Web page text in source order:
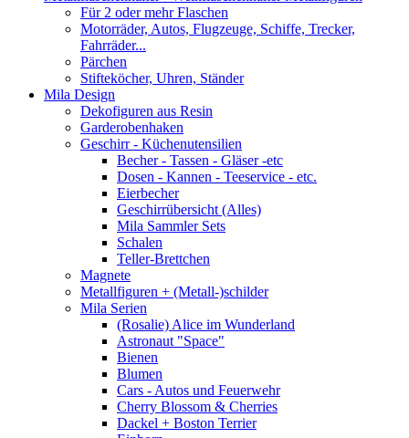
Für 2 oder mehr Flaschen
Motorräder, Autos, Flugzeuge, Schiffe, Trecker,
Fahrräder...
Pärchen
Stifteköcher, Uhren, Ständer
Mila Design
Dekofiguren aus Resin
Garderobenhaken
Geschirr - Küchenutensilien
Becher - Tassen - Gläser -etc
Dosen - Kannen - Teeservice - etc.
Eierbecher
Geschirrübersicht (Alles)
Mila Sammler Sets
Schalen
Teller-Brettchen
Magnete
Metallfiguren + (Metall-)schilder
Mila Serien
(Rosalie) Alice im Wunderland
Astronaut "Space"
Bienen
Blumen
Cars - Autos und Feuerwehr
Cherry Blossom & Cherries
Dackel + Boston Terrier